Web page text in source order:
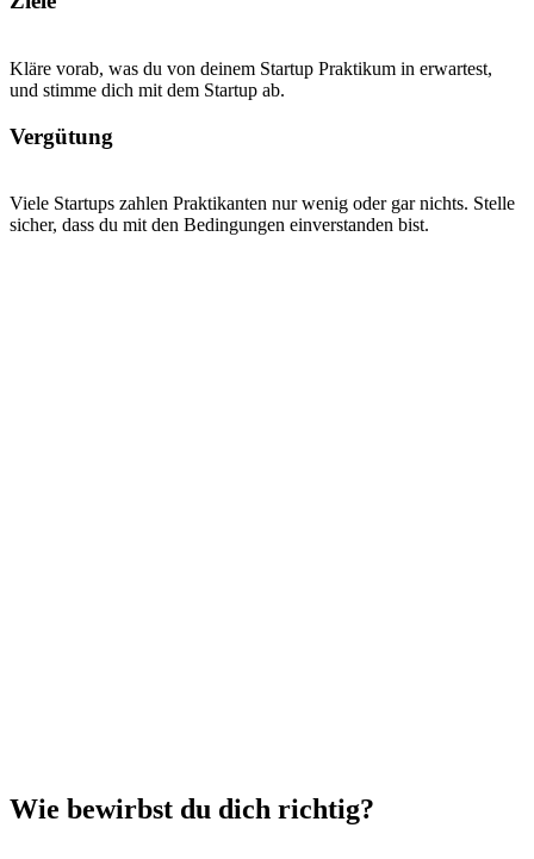
Kläre vorab, was du von deinem Startup Praktikum in erwartest,
und stimme dich mit dem Startup ab.
Vergütung
Viele Startups zahlen Praktikanten nur wenig oder gar nichts. Stelle
sicher, dass du mit den Bedingungen einverstanden bist.
Wie bewirbst du dich richtig?